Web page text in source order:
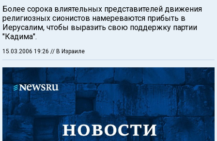
Более сорока влиятельных представителей движения
религиозных сионистов намереваются прибыть в
Иерусалим, чтобы выразить свою поддержку партии
"Кадима".
15.03.2006 19:26 // В Израиле